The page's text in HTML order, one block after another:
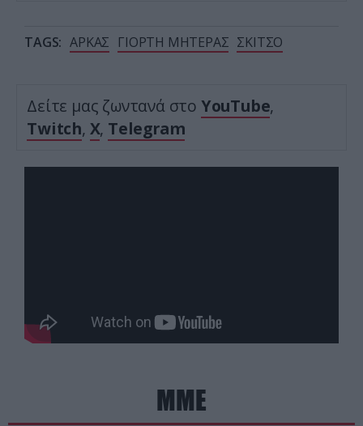
TAGS: ΑΡΚΑΣ ΓΙΟΡΤΗ ΜΗΤΕΡΑΣ ΣΚΙΤΣΟ
Δείτε μας ζωντανά στο YouTube,
Twitch, X, Telegram
ΜΜΕ